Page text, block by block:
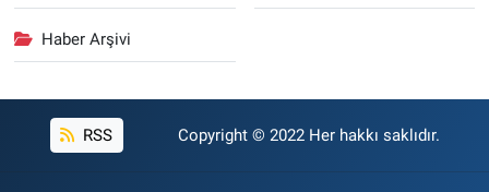
Haber Arşivi
RSS Copyright © 2022 Her hakkı saklıdır.